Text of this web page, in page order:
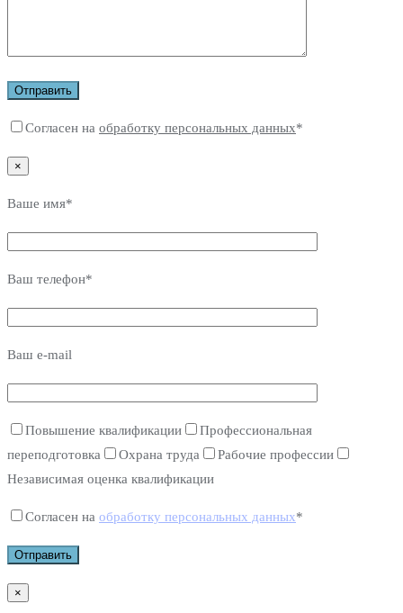
Согласен на обработку персональных данных*
×
Ваше имя*
Ваш телефон*
Ваш e-mail
Повышение квалификации
Профессиональная
переподготовка
Охрана труда
Рабочие профессии
Независимая оценка квалификации
Согласен на обработку персональных данных*
×